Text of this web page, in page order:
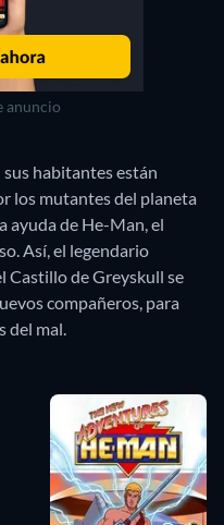
anuncio
habitantes están
los mutantes del planeta
ayuda de He-Man, el
Así, el legendario
Castillo de Greyskull se
compañeros, para
del mal.